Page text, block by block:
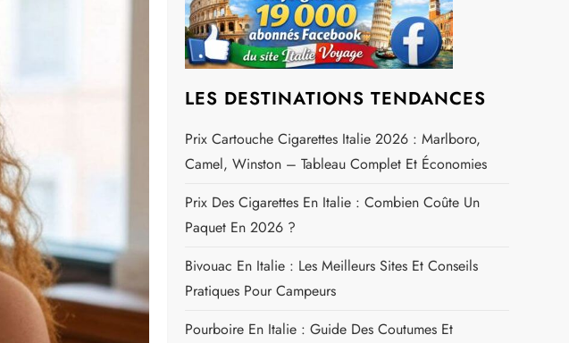
LES DESTINATIONS TENDANCES
Prix Cartouche Cigarettes Italie 2026 : Marlboro,
Camel, Winston – Tableau Complet Et Économies
Prix Des Cigarettes En Italie : Combien Coûte Un
Paquet En 2026 ?
Bivouac En Italie : Les Meilleurs Sites Et Conseils
Pratiques Pour Campeurs
Pourboire En Italie : Guide Des Coutumes Et